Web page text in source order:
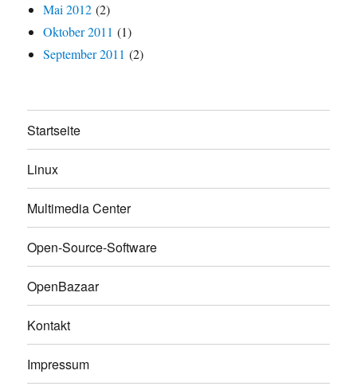
Mai 2012 (2)
Oktober 2011 (1)
September 2011 (2)
Startseite
Linux
Multimedia Center
Open-Source-Software
OpenBazaar
Kontakt
Impressum